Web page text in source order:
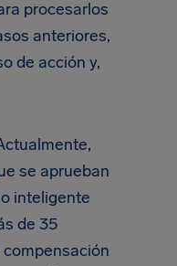
procesarlos
anteriores,
de acción y,
se aprueban
inteligente
de 35